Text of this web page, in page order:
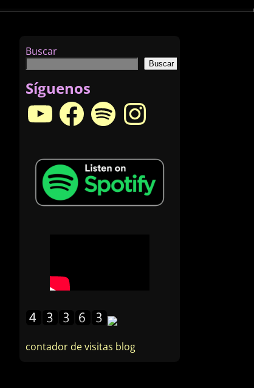
Buscar
Buscar
Síguenos
contador de visitas blog